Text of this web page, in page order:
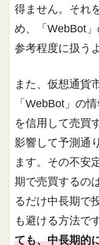
得ません。それ
め、「WebBot
参考程度に扱う
また、仮想通貨
「WebBot」の
を信用して売買
影響して予測通
ます。その不安
期で売買するの
るだけ中長期で
も避ける方法で
ても、中長期的